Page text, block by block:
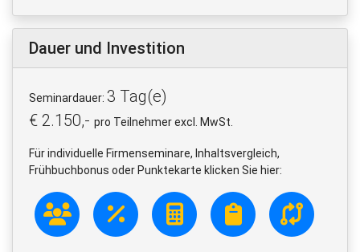
Dauer und Investition
Seminardauer: 3 Tag(e)
€ 2.150,- pro Teilnehmer excl. MwSt.
Für individuelle Firmenseminare, Inhaltsvergleich,
Frühbuchbonus oder Punktekarte klicken Sie hier: